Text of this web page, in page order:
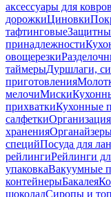
аксессуары для ковров
дорожкиЦиновки
тафтинговые
принадлежности
овощерезки
таймерыДуршлаги,
приготовления
мелочиМиски
прихваткиКухонные
салфетки
хранения
специйПосуда для
рейлингиРейлинги
упаковкаВакуумные
контейнерыБакалея
шоколадСиропы и